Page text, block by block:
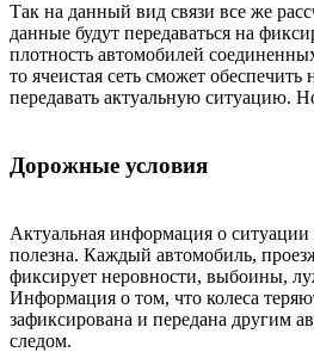
Так на данный вид связи все же
данные будут передаваться на
плотность автомобилей соединенных
то ячеистая сеть сможет
передавать актуальную ситуацию.
Дорожные условия
Актуальная информация о ситуации
полезна. Каждый автомобиль,
фиксирует неровности, выбоины,
Информация о том, что колеса
зафиксирована и передана другим
следом.